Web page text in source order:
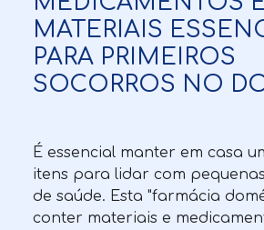
MATERIAIS
PARA PRIMEIROS
SOCORROS NO
É essencial manter em casa
itens para lidar com
de saúde. Esta "farmácia
conter materiais e